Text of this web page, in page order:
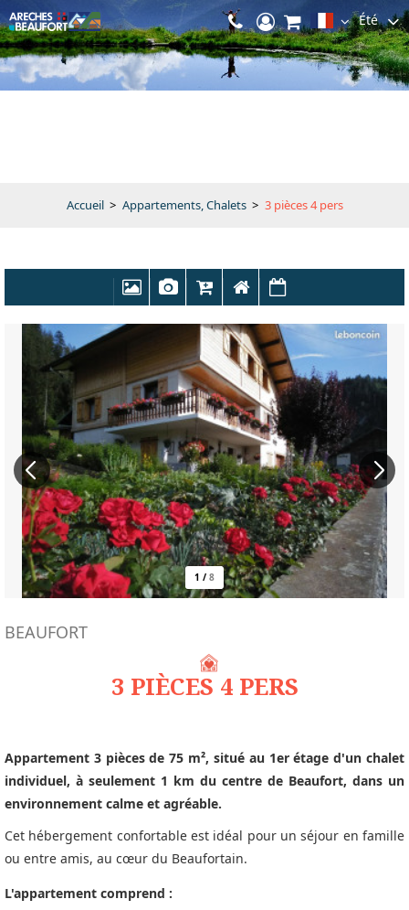
Été
Accueil > Appartements, Chalets > 3 pièces 4 pers
1 / 8
3 PIÈCES 4 PERS
BEAUFORT
Appartement 3 pièces de 75 m², situé au 1er étage d'un chalet
individuel, à seulement 1 km du centre de Beaufort, dans un
environnement calme et agréable.
Cet hébergement confortable est idéal pour un séjour en famille
ou entre amis, au cœur du Beaufortain.
L'appartement comprend :